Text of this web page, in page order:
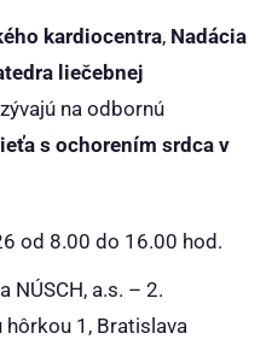
kardiocentra, Nadácia
liečebnej
na odbornú
s ochorením srdca v
od 8.00 do 16.00 hod.
NÚSCH, a.s. – 2.
1, Bratislava